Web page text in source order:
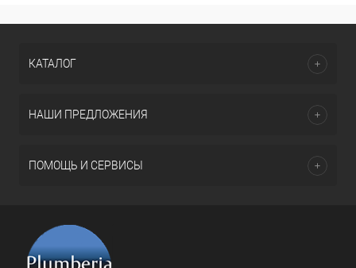
КАТАЛОГ
НАШИ ПРЕДЛОЖЕНИЯ
ПОМОЩЬ И СЕРВИСЫ